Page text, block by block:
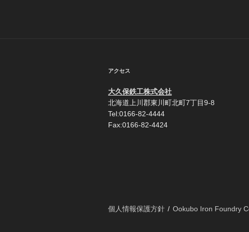
アクセス
大久保鉄工株式会社
北海道上川郡東川町北町7丁目9-8
Tel:0166-82-4444
Fax:0166-82-4424
個人情報保護方針 Ookubo Iron Foundry